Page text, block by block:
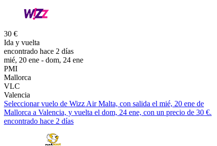
30 €
Ida y vuelta
encontrado hace 2 días
mié, 20 ene - dom, 24 ene
PMI
Mallorca
VLC
Valencia
Seleccionar vuelo de Wizz Air Malta, con salida el mié, 20 ene de
Mallorca a Valencia, y vuelta el dom, 24 ene, con un precio de 30 €.
encontrado hace 2 días